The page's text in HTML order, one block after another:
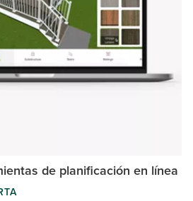
de planificación en línea